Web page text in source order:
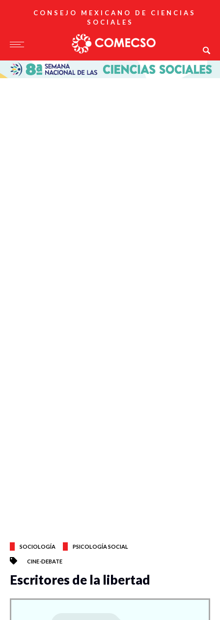
CONSEJO MEXICANO DE CIENCIAS
SOCIALES
SOCIOLOGÍA PSICOLOGÍA SOCIAL
CINE-DEBATE
Escritores de la libertad